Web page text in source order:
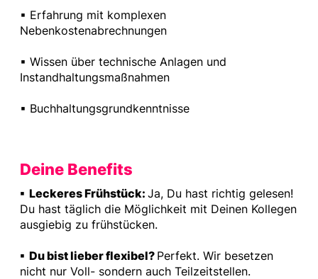
▪ Erfahrung mit komplexen
Nebenkostenabrechnungen
▪ Wissen über technische Anlagen und
Instandhaltungsmaßnahmen
▪ Buchhaltungsgrundkenntnisse
Deine Benefits
▪ Leckeres Frühstück: Ja, Du hast richtig gelesen!
Du hast täglich die Möglichkeit mit Deinen Kollegen
ausgiebig zu frühstücken.
▪ Du bist lieber flexibel? Perfekt. Wir besetzen
nicht nur Voll- sondern auch Teilzeitstellen.